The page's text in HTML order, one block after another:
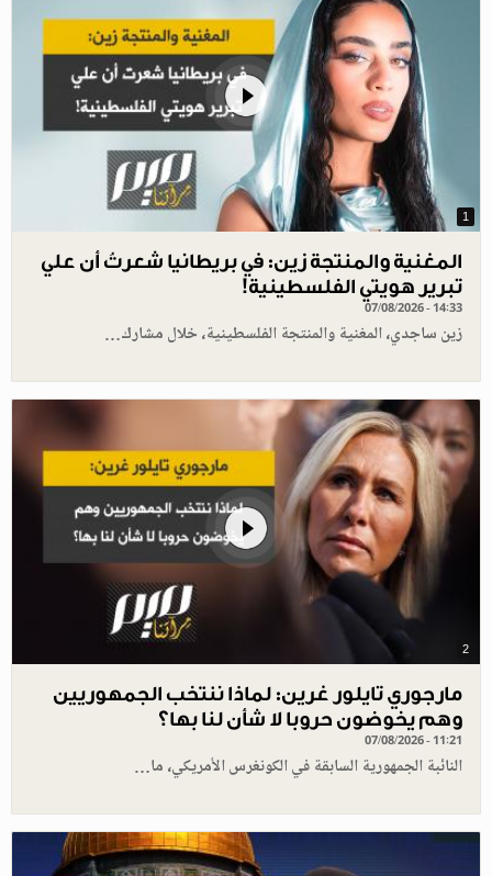
1
المغنية والمنتجة زين: في بريطانيا شعرتُ أن علي
تبرير هويتي الفلسطينية!
07/08/2026 - 14:33
زين ساجدي، المغنية والمنتجة الفلسطينية، خلال مشارك…
2
مارجوري تايلور غرين: لماذا ننتخب الجمهوريين
وهم يخوضون حروبا لا شأن لنا بها؟
07/08/2026 - 11:21
النائبة الجمهورية السابقة في الكونغرس الأمريكي، ما…